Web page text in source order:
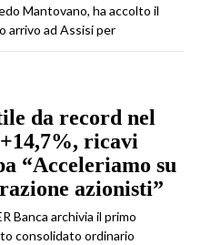
Mantovano, ha accolto il
arrivo ad Assisi per
da record nel
ricavi
“Acceleriamo su
azionisti”
Banca archivia il primo
consolidato ordinario